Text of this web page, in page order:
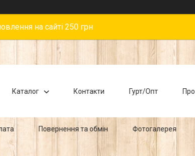
на сайті 250 грн
Каталог Контакти Гурт/Опт
Повернення та обмін Фотогалерея